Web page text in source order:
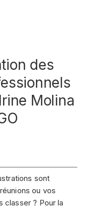
des
Molina
sont
ou vos
classer ? Pour la